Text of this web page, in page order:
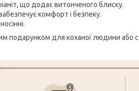
що додає витонченого блиску.
комфорт і безпеку.
подарунком для коханої людини або